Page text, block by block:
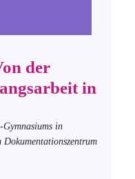
der
in
Gymnasiums in